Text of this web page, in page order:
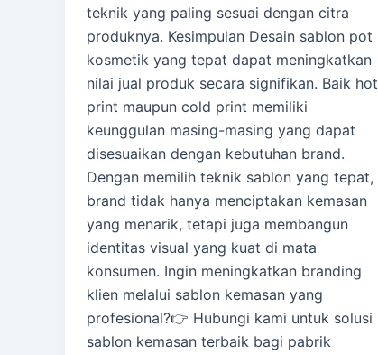
teknik yang paling sesuai dengan citra
produknya. Kesimpulan Desain sablon pot
kosmetik yang tepat dapat meningkatkan
nilai jual produk secara signifikan. Baik hot
print maupun cold print memiliki
keunggulan masing-masing yang dapat
disesuaikan dengan kebutuhan brand.
Dengan memilih teknik sablon yang tepat,
brand tidak hanya menciptakan kemasan
yang menarik, tetapi juga membangun
identitas visual yang kuat di mata
konsumen. Ingin meningkatkan branding
klien melalui sablon kemasan yang
profesional?👉 Hubungi kami untuk solusi
sablon kemasan terbaik bagi pabrik